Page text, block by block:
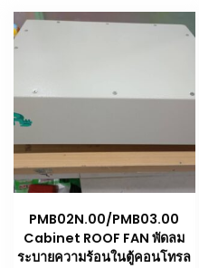
PMB02N.00/PMB03.00
Cabinet ROOF FAN พัดลม
ระบายความร้อนในตู้คอนโทรล